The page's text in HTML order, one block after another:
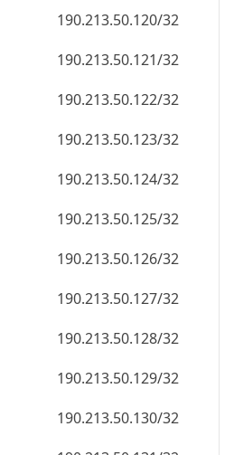
190.213.50.120/32
190.213.50.121/32
190.213.50.122/32
190.213.50.123/32
190.213.50.124/32
190.213.50.125/32
190.213.50.126/32
190.213.50.127/32
190.213.50.128/32
190.213.50.129/32
190.213.50.130/32